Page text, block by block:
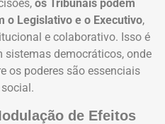
os Tribunais podem
o Legislativo e o Executivo,
e colaborativo. Isso é
sistemas democráticos, onde
os poderes são essenciais
de Efeitos